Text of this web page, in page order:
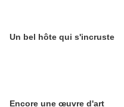
Un bel hôte qui s'incruste
Encore une œuvre d'art